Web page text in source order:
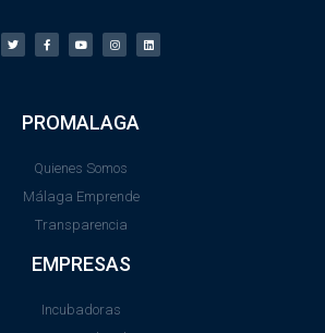
PROMALAGA
Quienes Somos
Málaga Emprende
Transparencia
EMPRESAS
Incubadoras